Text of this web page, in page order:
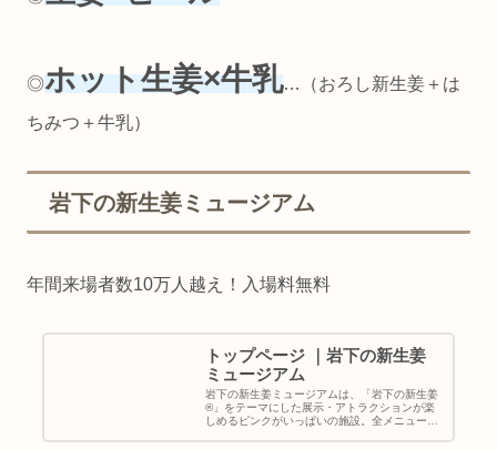
◎ホット生姜×牛乳…（おろし新生姜＋は
ちみつ＋牛乳）
岩下の新生姜ミュージアム
年間来場者数10万人越え！入場料無料
トップページ ｜岩下の新生姜
ミュージアム
岩下の新生姜ミュージアムは、「岩下の新生姜
®」をテーマにした展示・アトラクションが楽
しめるピンクがいっぱいの施設。全メニューに